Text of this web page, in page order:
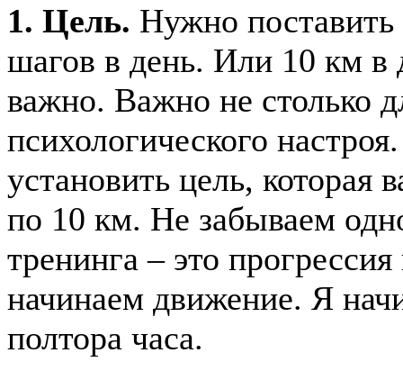
1. Цель. Нужно
шагов в день. Или 10 км в
важно. Важно не столько
психологического
установить цель, которая
по 10 км. Не забываем
тренинга – это
начинаем движение. Я
полтора часа.